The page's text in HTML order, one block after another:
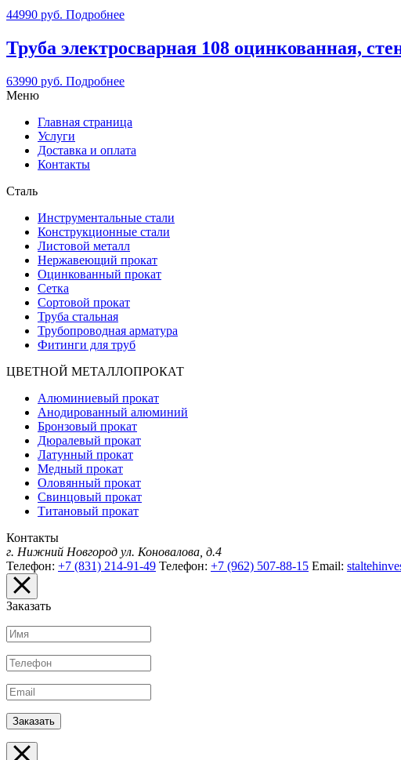
44990 руб. Подробнее
Труба электросварная 108 оцинкованная,
63990 руб. Подробнее
Меню
Главная страница
Услуги
Доставка и оплата
Контакты
Сталь
Инструментальные стали
Конструкционные стали
Листовой металл
Нержавеющий прокат
Оцинкованный прокат
Сетка
Сортовой прокат
Труба стальная
Трубопроводная арматура
Фитинги для труб
ЦВЕТНОЙ МЕТАЛЛОПРОКАТ
Алюминиевый прокат
Анодированный алюминий
Бронзовый прокат
Дюралевый прокат
Латунный прокат
Медный прокат
Оловянный прокат
Свинцовый прокат
Титановый прокат
Контакты
г. Нижний Новгород ул. Коновалова, д.4
Телефон: +7 (831) 214-91-49 Телефон: +7 (962) 507-88-15 Email:
Заказать